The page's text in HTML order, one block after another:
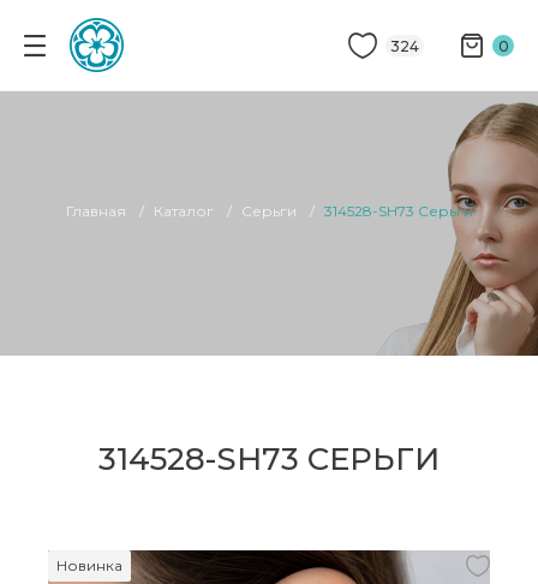
324 0
Главная Каталог Серьги 314528-SH73 Серьги
314528-SH73 СЕРЬГИ
Новинка